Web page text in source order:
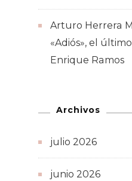
Arturo Herrera
«Adiós», el
Enrique Ramos
Archivos
julio 2026
junio 2026